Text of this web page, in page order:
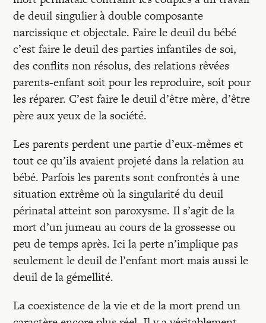
de deuil singulier à double composante
narcissique et objectale. Faire le deuil du bébé
c’est faire le deuil des parties infantiles de soi,
des conflits non résolus, des relations rêvées
parents-enfant soit pour les reproduire, soit pour
les réparer. C’est faire le deuil d’être mère, d’être
père aux yeux de la société.
Les parents perdent une partie d’eux-mêmes et
tout ce qu’ils avaient projeté dans la relation au
bébé. Parfois les parents sont confrontés à une
situation extrême où la singularité du deuil
périnatal atteint son paroxysme. Il s’agit de la
mort d’un jumeau au cours de la grossesse ou
peu de temps après. Ici la perte n’implique pas
seulement le deuil de l’enfant mort mais aussi le
deuil de la gémellité.
La coexistence de la vie et de la mort prend un